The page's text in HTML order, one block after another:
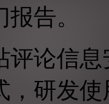
告。
评论信
，研发